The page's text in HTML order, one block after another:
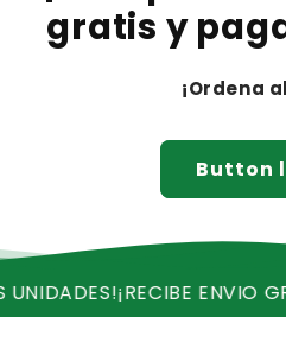
gratis y
¡Ordena
Button
¡RECIBE ENVIO GRATIS!